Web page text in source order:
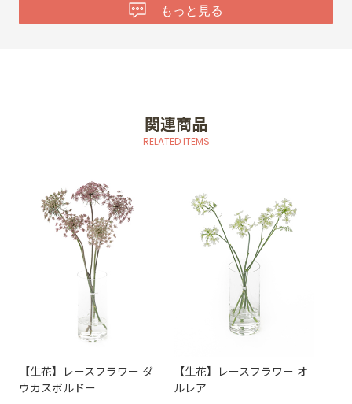
もっと見る
関連商品
RELATED ITEMS
【生花】レースフラワー ダ
ウカスボルドー
【生花】レースフラワー オ
ルレア